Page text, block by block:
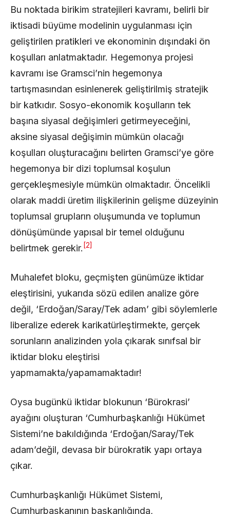
Bu noktada birikim stratejileri kavramı, belirli bir
iktisadi büyüme modelinin uygulanması için
geliştirilen pratikleri ve ekonominin dışındaki ön
koşulları anlatmaktadır. Hegemonya projesi
kavramı ise Gramsci’nin hegemonya
tartışmasından esinlenerek geliştirilmiş stratejik
bir katkıdır. Sosyo-ekonomik koşulların tek
başına siyasal değişimleri getirmeyeceğini,
aksine siyasal değişimin mümkün olacağı
koşulları oluşturacağını belirten Gramsci’ye göre
hegemonya bir dizi toplumsal koşulun
gerçekleşmesiyle mümkün olmaktadır. Öncelikli
olarak maddi üretim ilişkilerinin gelişme düzeyinin
toplumsal grupların oluşumunda ve toplumun
dönüşümünde yapısal bir temel olduğunu
belirtmek gerekir. [2]
Muhalefet bloku, geçmişten günümüze iktidar
eleştirisini, yukarıda sözü edilen analize göre
değil, ‘Erdoğan/Saray/Tek adam’ gibi söylemlerle
liberalize ederek karikatürleştirmekte, gerçek
sorunların analizinden yola çıkarak sınıfsal bir
iktidar bloku eleştirisi
yapmamakta/yapamamaktadır!
Oysa bugünkü iktidar blokunun ‘Bürokrasi’
ayağını oluşturan ‘Cumhurbaşkanlığı Hükümet
Sistemi’ne bakıldığında ‘Erdoğan/Saray/Tek
adam’değil, devasa bir bürokratik yapı ortaya
çıkar.
Cumhurbaşkanlığı Hükümet Sistemi,
Cumhurbaşkanının başkanlığında,